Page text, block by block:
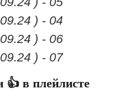
) - 04
) - 06
) - 07
👍 в плейлисте